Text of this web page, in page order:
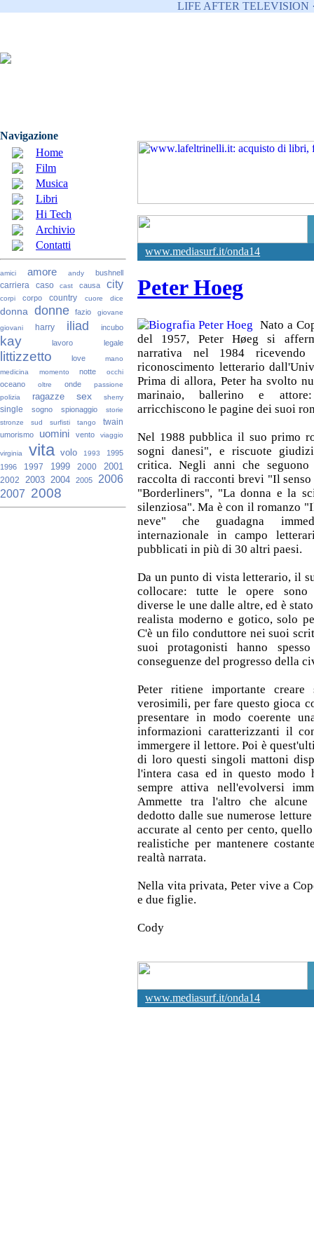
LIFE AFTER TELEVISION
Navigazione
Home
Film
Musica
Libri
Hi Tech
Archivio
Contatti
amici amore andy bushnell
carriera caso cast causa city
corpi corpo country cuore dice
donna donne fazio
giovane
giovani
harry iliad incubo
kay lavoro legale
littizzetto love
mano
medicina
momento notte occhi
oceano oltre onde
passione
polizia
ragazze sex sherry
single sogno spionaggio
storie
stronze
sud surfisti tango
twain
umorismo
uomini vento viaggio
virginia vita volo 1993
1995
1996
1997 1999 2000 2001
2002 2003 2004 2005
2006
2007 2008
www.mediasurf.it/onda14
Peter Hoeg
Nato a
del 1957, Peter Høeg si
narrativa nel 1984
riconoscimento letterario
Prima di allora, Peter ha svolto
marinaio, ballerino e attore:
arricchiscono le pagine dei suoi
Nel 1988 pubblica il suo primo
sogni danesi", e riscuote
critica. Negli anni che
raccolta di racconti brevi "Il
"Borderliners", "La donna e la
silenziosa". Ma è con il romanzo
neve" che guadagna
internazionale in campo
pubblicati in più di 30 altri paesi.
Da un punto di vista letterario, il
collocare: tutte le opere sono
diverse le une dalle altre, ed è
realista moderno e gotico, solo
C'è un filo conduttore nei suoi
suoi protagonisti hanno
conseguenze del progresso della
Peter ritiene importante creare
verosimili, per fare questo gioca
presentare in modo coerente
informazioni caratterizzanti il
immergere il lettore. Poi è
di loro questi singoli mattoni
l'intera casa ed in questo modo
sempre attiva nell'evolversi
Ammette tra l'altro che
dedotto dalle sue numerose
accurate al cento per cento,
realistiche per mantenere
realtà narrata.
Nella vita privata, Peter vive a
e due figlie.
Cody
www.mediasurf.it/onda14